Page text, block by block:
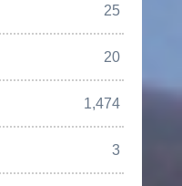
25
20
1,474
3